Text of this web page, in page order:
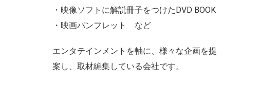
・映像ソフトに解説冊子をつけたDVD BOOK
・映画パンフレット など
エンタテインメントを軸に、様々な企画を提
案し、取材編集している会社です。